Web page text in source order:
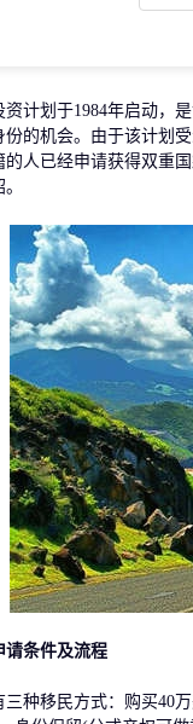
划于1984年启动，是
份的机会。由于该计划
的人已经申请获得双重
条件及流程
移民方式：购买40万